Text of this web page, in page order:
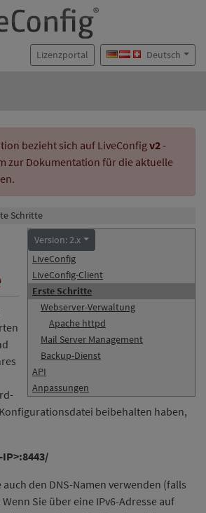
Lizenzportal Deutsch
bezieht sich auf LiveConfigv2-
zur Dokumentation für die aktuelle
Schritte
Version: 2.x
LiveConfig
LiveConfig-Client
Erste Schritte
Webserver-Verwaltung
Apache httpd
Mail Server Management
Backup-Dienst
API
Anpassungen
beibehalten haben,
den DNS-Namen verwenden (falls
Sie über eine IPv6-Adresse auf